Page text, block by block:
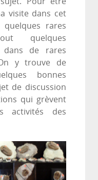
visite dans cet
rares
quelques
dans de rares
y trouve de
bonnes
de discussion
qui grèvent
activités des